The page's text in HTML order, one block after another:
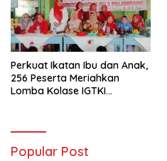
Perkuat Ikatan Ibu dan Anak,
256 Peserta Meriahkan
Lomba Kolase IGTKI
Popular Post